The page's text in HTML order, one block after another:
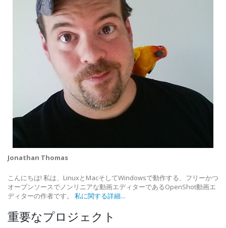
Jonathan Thomas
こんにちは! 私は、LinuxとMacそしてWindowsで動作する、フリーかつ
オープンソースでノンリニアな動画エディターであるOpenShot動画エ
ディターの作者です。 私に関する詳細...
重要なプロジェクト